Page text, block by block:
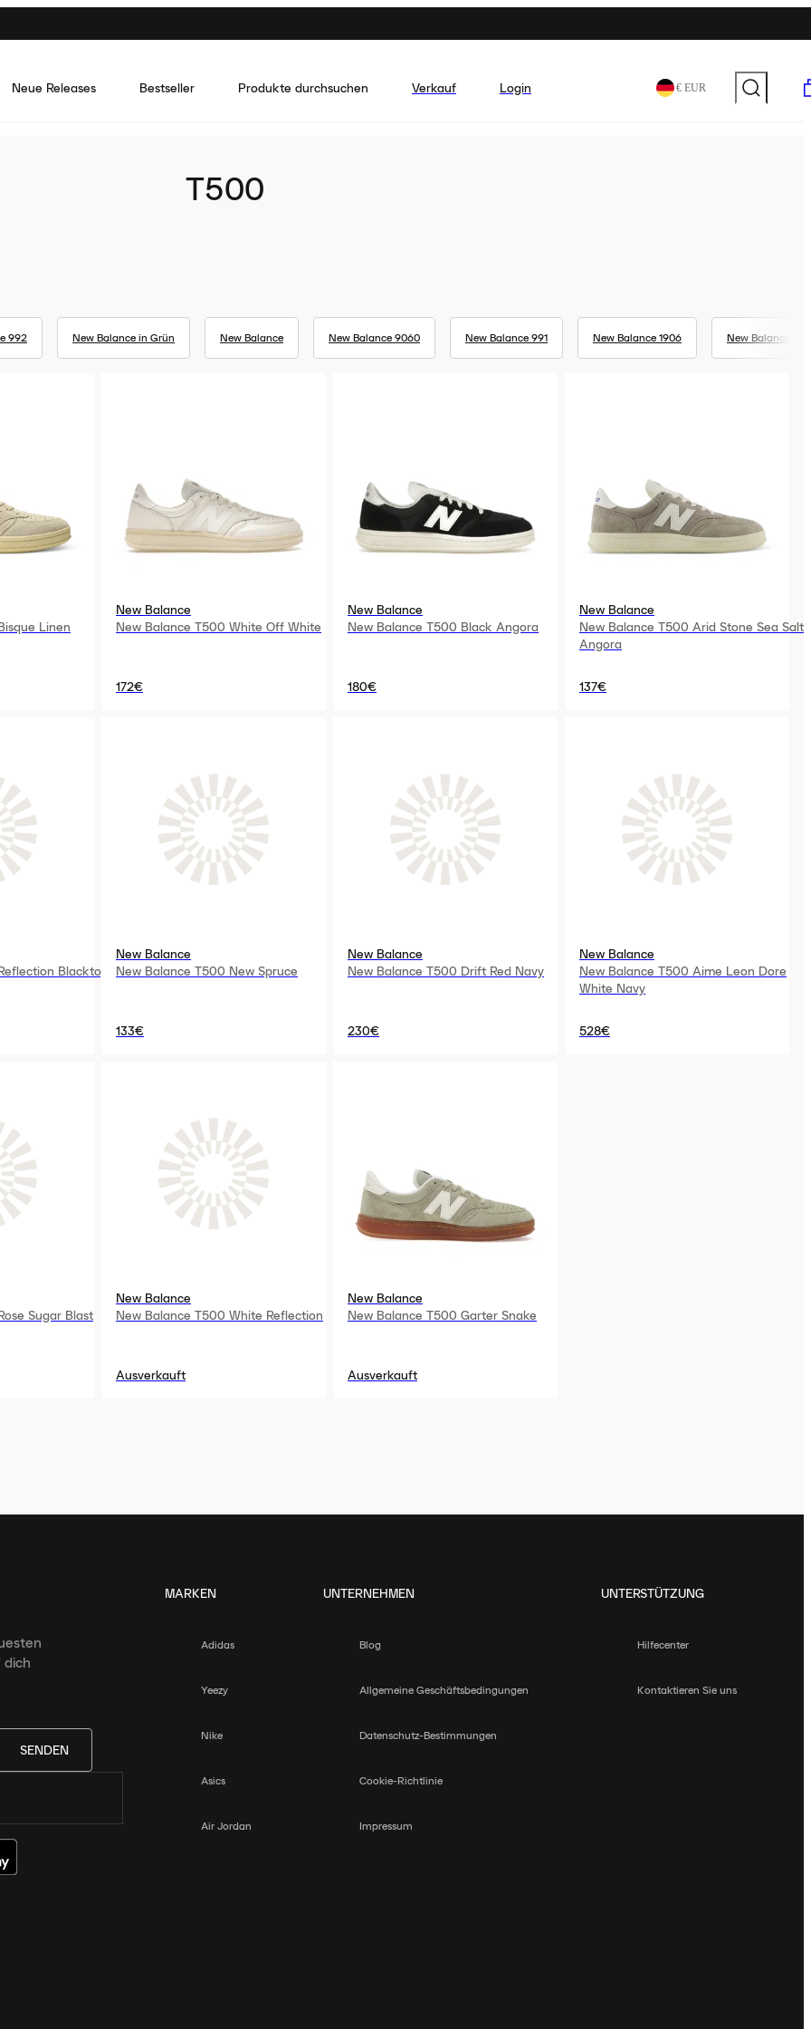
Neue Releases Bestseller Produkte durchsuchen Verkauf Login € EUR
T500
992 New Balance in Grün New Balance New Balance 9060 New Balance 991 New Balance 1906 New Balance 327
Linen
New Balance
New Balance T500 White Off White
172€
New Balance
New Balance T500 Black Angora
180€
New Balance
New Balance T500 Arid Stone Sea Salt
Angora
137€
Blacktop
New Balance
New Balance T500 New Spruce
133€
New Balance
New Balance T500 Drift Red Navy
230€
New Balance
New Balance T500 Aime Leon Dore
White Navy
528€
Sugar Blast
New Balance
New Balance T500 White Reflection
Ausverkauft
New Balance
New Balance T500 Garter Snake
Ausverkauft
SENDEN
MARKEN
Adidas
Yeezy
Nike
Asics
Air Jordan
UNTERNEHMEN
Blog
Allgemeine Geschäftsbedingungen
Datenschutz-Bestimmungen
Cookie-Richtlinie
Impressum
UNTERSTÜTZUNG
Hilfecenter
Kontaktieren Sie uns